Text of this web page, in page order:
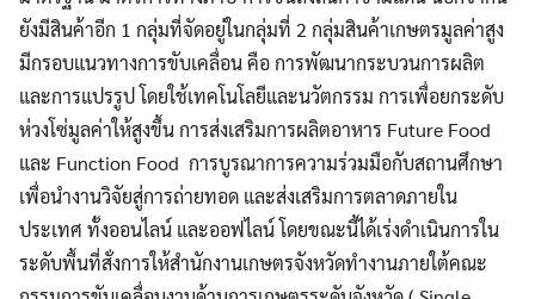
ยังมีสินค้าอีก 1 กลุ่มที่จัดอยู่ในกลุ่มที่ 2 กลุ่มสินค้าเกษตรมูลค่าสูง
มีกรอบแนวทางการขับเคลื่อน คือ การพัฒนากระบวนการผลิต
และการแปรรูป โดยใช้เทคโนโลยีและนวัตกรรม การเพื่อยกระดับ
ห่วงโซ่มูลค่าให้สูงขึ้น การส่งเสริมการผลิตอาหาร Future Food
และ Function Food การบูรณาการความร่วมมือกับสถานศึกษา
เพื่อนำงานวิจัยสู่การถ่ายทอด และส่งเสริมการตลาดภายใน
ประเทศ ทั้งออนไลน์ และออฟไลน์ โดยขณะนี้ได้เร่งดำเนินการใน
ระดับพื้นที่สั่งการให้สำนักงานเกษตรจังหวัดทำงานภายใต้คณะ